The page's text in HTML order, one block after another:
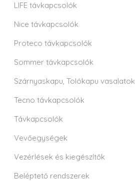
LIFE távkapcsolók
Nice távkapcsolók
Proteco távkapcsolók
Sommer távkapcsolók
Szárnyaskapu, Tolókapu vasalatok
Tecno távkapcsolók
Távkapcsolók
Vevőegységek
Vezérlések és kiegészítők
Beléptető rendszerek